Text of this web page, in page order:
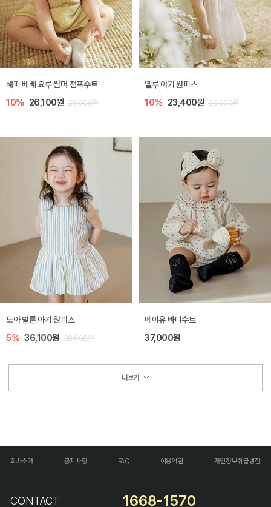
해피 베베 요루 썸머 점프수트
10% 26,100원 29,000원
옐루 아기 원피스
10% 23,400원 26,000원
도아 벌룬 아기 원피스
5% 36,100원 38,000원
메이유 바디수트
37,000원
더보기
회사소개 공지사항 FAQ 이용약관 개인정보취급방침
CONTACT 1668-1570